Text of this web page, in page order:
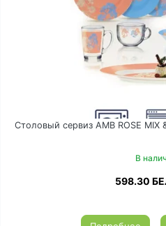
Столовый сервиз AMB ROSE MIX
В
598.30